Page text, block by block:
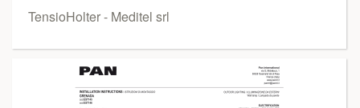
TensioHolter - Meditel srl